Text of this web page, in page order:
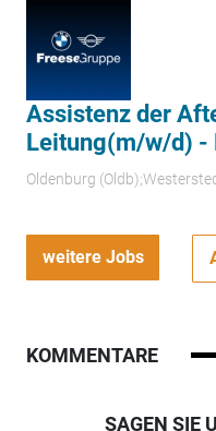
Assistenz der
Leitung(m/w/d) -
Oldenburg
weitere Jobs
KOMMENTARE
SAGEN SIE